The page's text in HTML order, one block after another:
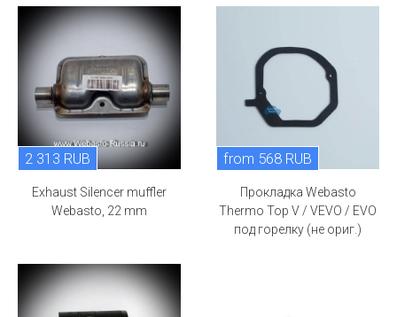
2 313 RUB
Exhaust Silencer muffler
Webasto, 22 mm
from 568 RUB
Прокладка Webasto
Thermo Top V / VEVO / EVO
под горелку (не ориг.)